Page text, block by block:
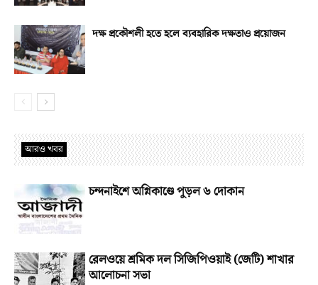
দক্ষ প্রকৌশলী হতে হলে ব্যবহারিক দক্ষতাও প্রয়োজন
আরও খবর
চন্দনাইশে অগ্নিকাণ্ডে পুড়ল ৬ দোকান
রেলওয়ে শ্রমিক দল সিজিপিওয়াই (জেটি) শাখার
আলোচনা সভা